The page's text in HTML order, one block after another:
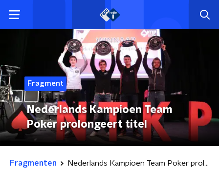
Fragment
Nederlands Kampioen Team
Poker prolongeert titel
Fragmenten Nederlands Kampioen Team Poker prolongeert titel